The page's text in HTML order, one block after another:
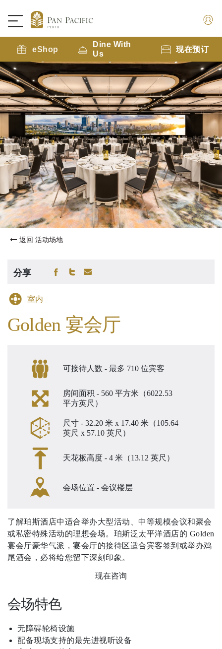
eShop
Dine With
Us
现在预订
返回 活动场地
分享
室内
Golden 宴会厅
可接待人数 - 最多 710 位宾客
房间面积 - 560 平方米（6022.53
平方英尺）
尺寸 - 32.20 米 x 17.40 米（105.64
英尺 x 57.10 英尺）
天花板高度 - 4 米（13.12 英尺）
会场位置 - 会议楼层
了解珀斯酒店中适合举办大型活动、中等规模会议和聚会
或私密特殊活动的理想会场。珀斯泛太平洋酒店的 Golden
宴会厅豪华气派，宴会厅的接待区适合宾客签到或举办鸡
尾酒会，必将给您留下深刻印象。
现在咨询
会场特色
无障碍轮椅设施
配备现场支持的最先进视听设备